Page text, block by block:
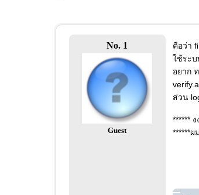
No. 1
Guest
คือว่า
ใช้ระบ
อยาก
ส่วน
******
******